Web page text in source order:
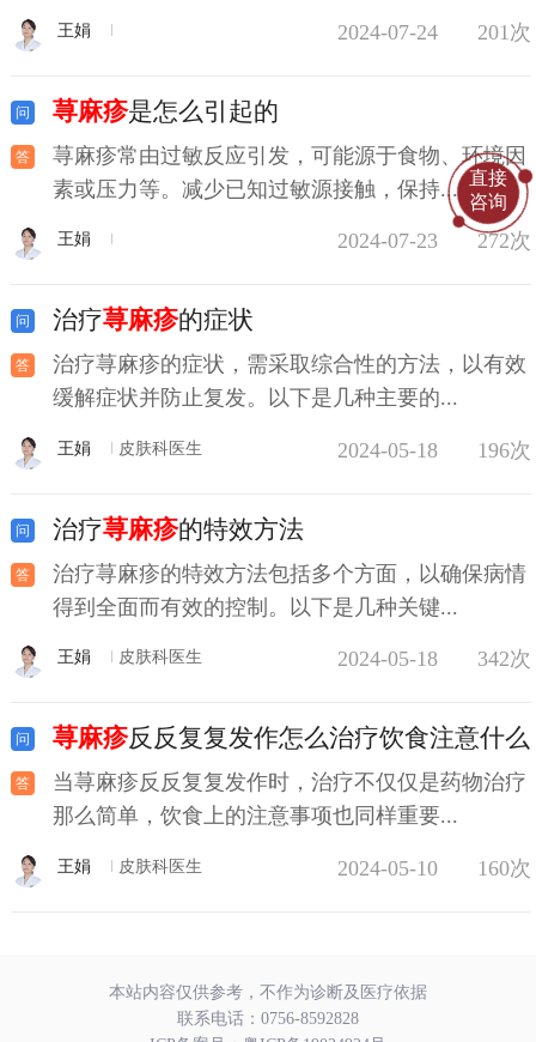
王娟 2024-07-24 201次
荨麻疹是怎么引起的
荨麻疹常由过敏反应引发，可能源于食物、环境因
素或压力等。减少已知过敏源接触，保持...
王娟 2024-07-23 272次
治疗荨麻疹的症状
治疗荨麻疹的症状，需采取综合性的方法，以有效
缓解症状并防止复发。以下是几种主要的...
王娟 皮肤科医生 2024-05-18 196次
治疗荨麻疹的特效方法
治疗荨麻疹的特效方法包括多个方面，以确保病情
得到全面而有效的控制。以下是几种关键...
王娟 皮肤科医生 2024-05-18 342次
荨麻疹反反复复发作怎么治疗饮食注意什么
当荨麻疹反反复复发作时，治疗不仅仅是药物治疗
那么简单，饮食上的注意事项也同样重要...
王娟 皮肤科医生 2024-05-10 160次
本站内容仅供参考，不作为诊断及医疗依据
联系电话： 0756-8592828
直接
咨询